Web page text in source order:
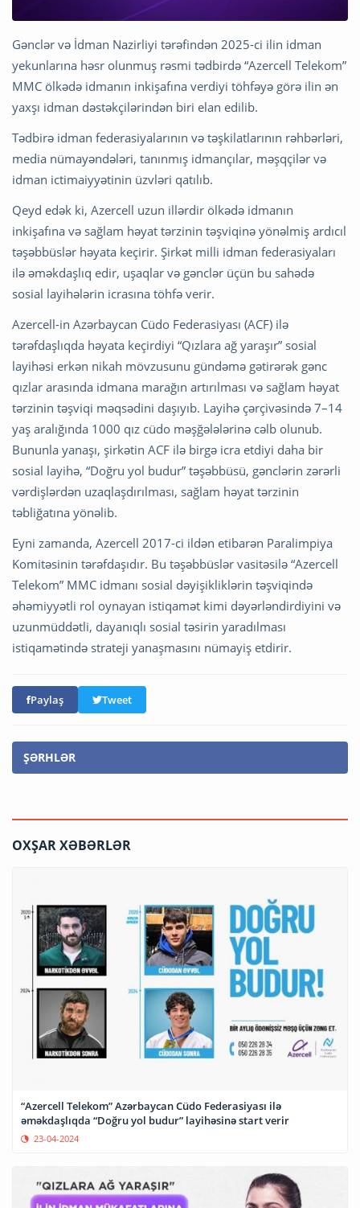
Gənclər və İdman Nazirliyi tərəfindən 2025-ci ilin idman
yekunlarına həsr olunmuş rəsmi tədbirdə “Azercell Telekom”
MMC ölkədə idmanın inkişafına verdiyi töhfəyə görə ilin ən
yaxşı idman dəstəkçilərindən biri elan edilib.
Tədbirə idman federasiyalarının və təşkilatlarının rəhbərləri,
media nümayəndələri, tanınmış idmançılar, məşqçilər və
idman ictimaiyyətinin üzvləri qatılıb.
Qeyd edək ki, Azercell uzun illərdir ölkədə idmanın
inkişafına və sağlam həyat tərzinin təşviqinə yönəlmiş ardıcıl
təşəbbüslər həyata keçirir. Şirkət milli idman federasiyaları
ilə əməkdaşlıq edir, uşaqlar və gənclər üçün bu sahədə
sosial layihələrin icrasına töhfə verir.
Azercell-in Azərbaycan Cüdo Federasiyası (ACF) ilə
tərəfdaşlıqda həyata keçirdiyi “Qızlara ağ yaraşır” sosial
layihəsi erkən nikah mövzusunu gündəmə gətirərək gənc
qızlar arasında idmana marağın artırılması və sağlam həyat
tərzinin təşviqi məqsədini daşıyıb. Layihə çərçivəsində 7–14
yaş aralığında 1000 qız cüdo məşğələlərinə cəlb olunub.
Bununla yanaşı, şirkətin ACF ilə birgə icra etdiyi daha bir
sosial layihə, “Doğru yol budur” təşəbbüsü, gənclərin zərərli
vərdişlərdən uzaqlaşdırılması, sağlam həyat tərzinin
təbliğatına yönəlib.
Eyni zamanda, Azercell 2017-ci ildən etibarən Paralimpiya
Komitəsinin tərəfdaşıdır. Bu təşəbbüslər vasitəsilə “Azercell
Telekom” MMC idmanı sosial dəyişikliklərin təşviqində
əhəmiyyətli rol oynayan istiqamət kimi dəyərləndirdiyini və
uzunmüddətli, dayanıqlı sosial təsirin yaradılması
istiqamətində strateji yanaşmasını nümayiş etdirir.
Paylaş Tweet
ŞƏRHLƏR
OXŞAR XƏBƏRLƏR
“Azercell Telekom” Azərbaycan Cüdo Federasiyası ilə
əməkdaşlıqda “Doğru yol budur” layihəsinə start verir
23-04-2024